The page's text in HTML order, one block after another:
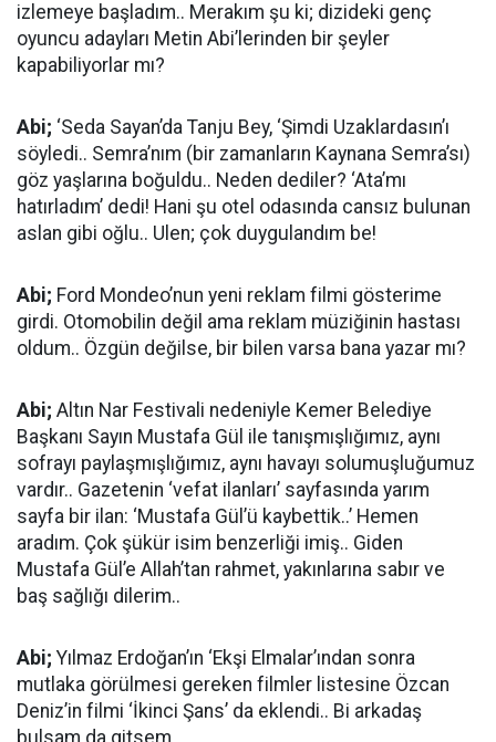
izlemeye başladım.. Merakım şu ki; dizideki genç
oyuncu adayları Metin Abi’lerinden bir şeyler
kapabiliyorlar mı?
Abi; ‘Seda Sayan’da Tanju Bey, ‘Şimdi Uzaklardasın’ı
söyledi.. Semra’nım (bir zamanların Kaynana Semra’sı)
göz yaşlarına boğuldu.. Neden dediler? ‘Ata’mı
hatırladım’ dedi! Hani şu otel odasında cansız bulunan
aslan gibi oğlu.. Ulen; çok duygulandım be!
Abi; Ford Mondeo’nun yeni reklam filmi gösterime
girdi. Otomobilin değil ama reklam müziğinin hastası
oldum.. Özgün değilse, bir bilen varsa bana yazar mı?
Abi; Altın Nar Festivali nedeniyle Kemer Belediye
Başkanı Sayın Mustafa Gül ile tanışmışlığımız, aynı
sofrayı paylaşmışlığımız, aynı havayı solumuşluğumuz
vardır.. Gazetenin ‘vefat ilanları’ sayfasında yarım
sayfa bir ilan: ‘Mustafa Gül’ü kaybettik..’ Hemen
aradım. Çok şükür isim benzerliği imiş.. Giden
Mustafa Gül’e Allah’tan rahmet, yakınlarına sabır ve
baş sağlığı dilerim..
Abi; Yılmaz Erdoğan’ın ‘Ekşi Elmalar’ından sonra
mutlaka görülmesi gereken filmler listesine Özcan
Deniz’in filmi ‘İkinci Şans’ da eklendi.. Bi arkadaş
bulsam da gitsem..